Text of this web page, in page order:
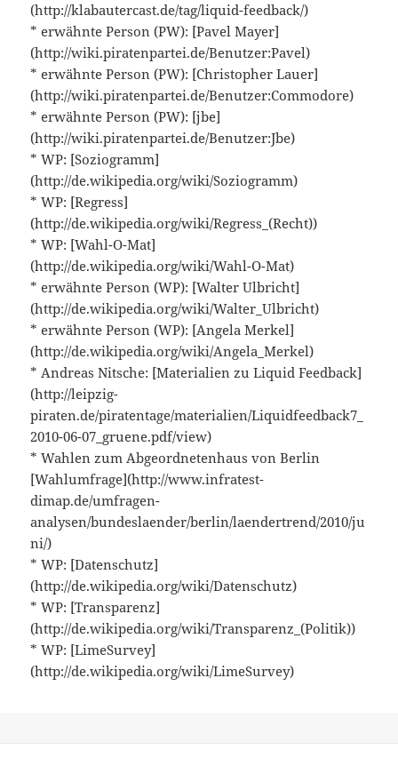
(http://klabautercast.de/tag/liquid-feedback/)
* erwähnte Person (PW): [Pavel Mayer]
(http://wiki.piratenpartei.de/Benutzer:Pavel)
* erwähnte Person (PW): [Christopher Lauer]
(http://wiki.piratenpartei.de/Benutzer:Commodore)
* erwähnte Person (PW): [jbe]
(http://wiki.piratenpartei.de/Benutzer:Jbe)
* WP: [Soziogramm]
(http://de.wikipedia.org/wiki/Soziogramm)
* WP: [Regress]
(http://de.wikipedia.org/wiki/Regress_(Recht))
* WP: [Wahl-O-Mat]
(http://de.wikipedia.org/wiki/Wahl-O-Mat)
* erwähnte Person (WP): [Walter Ulbricht]
(http://de.wikipedia.org/wiki/Walter_Ulbricht)
* erwähnte Person (WP): [Angela Merkel]
(http://de.wikipedia.org/wiki/Angela_Merkel)
* Andreas Nitsche: [Materialien zu Liquid Feedback]
(http://leipzig-
piraten.de/piratentage/materialien/Liquidfeedback7_
2010-06-07_gruene.pdf/view)
* Wahlen zum Abgeordnetenhaus von Berlin
[Wahlumfrage](http://www.infratest-
dimap.de/umfragen-
analysen/bundeslaender/berlin/laendertrend/2010/ju
ni/)
* WP: [Datenschutz]
(http://de.wikipedia.org/wiki/Datenschutz)
* WP: [Transparenz]
(http://de.wikipedia.org/wiki/Transparenz_(Politik))
* WP: [LimeSurvey]
(http://de.wikipedia.org/wiki/LimeSurvey)